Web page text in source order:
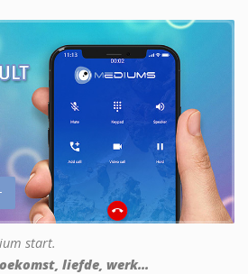
start.
liefde, werk...